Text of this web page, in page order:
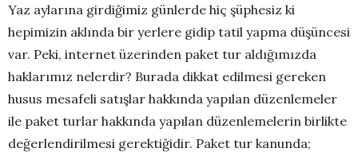
Yaz aylarına girdiğimiz günlerde hiç şüphesiz ki
hepimizin aklında bir yerlere gidip tatil yapma düşüncesi
var. Peki, internet üzerinden paket tur aldığımızda
haklarımız nelerdir? Burada dikkat edilmesi gereken
husus mesafeli satışlar hakkında yapılan düzenlemeler
ile paket turlar hakkında yapılan düzenlemelerin birlikte
değerlendirilmesi gerektiğidir. Paket tur kanunda;